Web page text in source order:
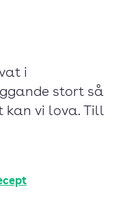
i
stort så
kan vi lova. Till